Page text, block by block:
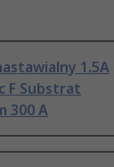
1.5A
F Substrat
300 A